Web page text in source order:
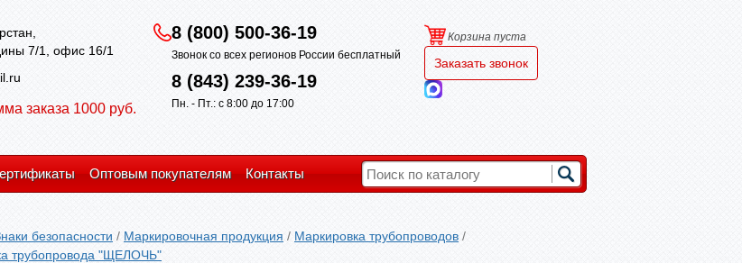
7/1, офис 16/1
заказа 1000 руб.
8 (800) 500-36-19
Звонок со всех регионов России бесплатный
8 (843) 239-36-19
Пн. - Пт.: с 8:00 до 17:00
Корзина пуста
Заказать звонок
Оптовым покупателям Контакты
безопасности / Маркировочная продукция / Маркировка трубопроводов /
трубопровода "ЩЕЛОЧЬ"